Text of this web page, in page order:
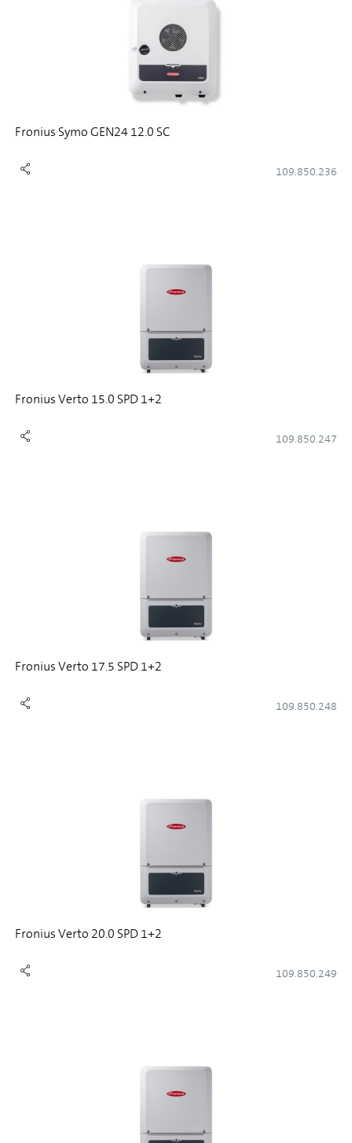
Fronius Symo GEN24 12.0 SC
109.850.236
Fronius Verto 15.0 SPD 1+2
109.850.247
Fronius Verto 17.5 SPD 1+2
109.850.248
Fronius Verto 20.0 SPD 1+2
109.850.249